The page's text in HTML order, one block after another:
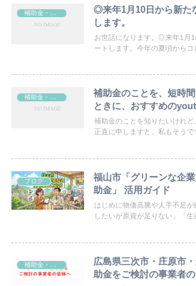
◎来年1月10日から新た
します。
お世話になります。◎来年1月
ートします。今年の夏頃からコ
補助金のことを、短時
ときに、おすすめの
補助金のことを知りたいけれど
正直に申しますと、私もそう
ブログ
福山市「グリーンな企
助金」 活用ガイド
はじめに物価高騰や人手不足
したいが原資が足りない」「
補助金・助成金
広島県三次市・庄原市
助金をご検討の事業者